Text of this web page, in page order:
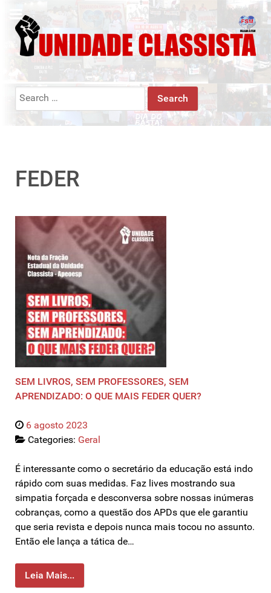
Search
FEDER
SEM LIVROS, SEM PROFESSORES, SEM
APRENDIZADO: O QUE MAIS FEDER QUER?
6 agosto 2023
Categories: Geral
É interessante como o secretário da educação está indo
rápido com suas medidas. Faz lives mostrando sua
simpatia forçada e desconversa sobre nossas inúmeras
cobranças, como a questão dos APDs que ele garantiu
que seria revista e depois nunca mais tocou no assunto.
Então ele lança a tática de…
Leia Mais...